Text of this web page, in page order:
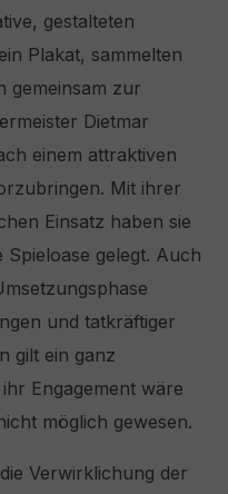
gestalteten
Plakat, sammelten
gemeinsam zur
Dietmar
einem attraktiven
Mit ihrer
Einsatz haben sie
gelegt. Auch
und tatkräftiger
gilt ein ganz
Engagement wäre
möglich gewesen.
Verwirklichung der